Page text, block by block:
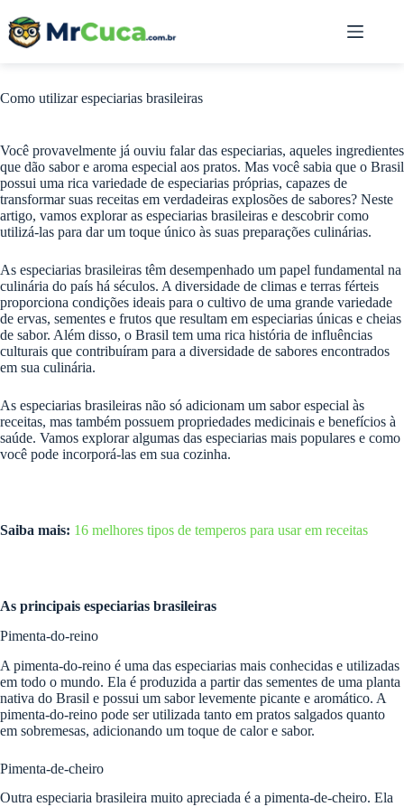
para
Como utilizar especiarias brasileiras
Você provavelmente já ouviu falar das especiarias, aqueles ingredientes
que dão sabor e aroma especial aos pratos. Mas você sabia que o Brasil
possui uma rica variedade de especiarias próprias, capazes de
transformar suas receitas em verdadeiras explosões de sabores? Neste
artigo, vamos explorar as especiarias brasileiras e descobrir como
utilizá-las para dar um toque único às suas preparações culinárias.
As especiarias brasileiras têm desempenhado um papel fundamental na
culinária do país há séculos. A diversidade de climas e terras férteis
proporciona condições ideais para o cultivo de uma grande variedade
de ervas, sementes e frutos que resultam em especiarias únicas e cheias
de sabor. Além disso, o Brasil tem uma rica história de influências
culturais que contribuíram para a diversidade de sabores encontrados
em sua culinária.
As especiarias brasileiras não só adicionam um sabor especial às
receitas, mas também possuem propriedades medicinais e benefícios à
saúde. Vamos explorar algumas das especiarias mais populares e como
você pode incorporá-las em sua cozinha.
Saiba mais: 16 melhores tipos de temperos para usar em receitas
As principais especiarias brasileiras
Pimenta-do-reino
A pimenta-do-reino é uma das especiarias mais conhecidas e utilizadas
em todo o mundo. Ela é produzida a partir das sementes de uma planta
nativa do Brasil e possui um sabor levemente picante e aromático. A
pimenta-do-reino pode ser utilizada tanto em pratos salgados quanto
em sobremesas, adicionando um toque de calor e sabor.
Pimenta-de-cheiro
Outra especiaria brasileira muito apreciada é a pimenta-de-cheiro. Ela